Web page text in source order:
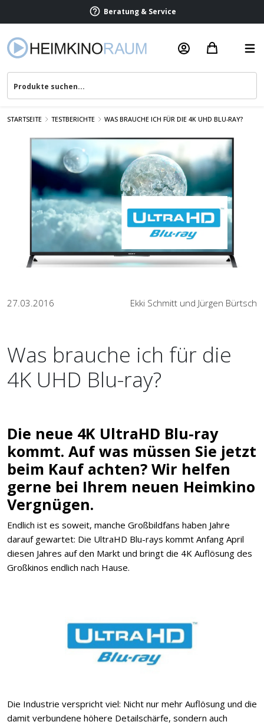
Beratung & Service
STARTSEITE TESTBERICHTE WAS BRAUCHE ICH FÜR DIE 4K UHD BLU-RAY?
27.03.2016 Ekki Schmitt und Jürgen Bürtsch
Was brauche ich für die
4K UHD Blu-ray?
Die neue 4K UltraHD Blu-ray
kommt. Auf was müssen Sie jetzt
beim Kauf achten? Wir helfen
gerne bei Ihrem neuen Heimkino
Vergnügen.
Endlich ist es soweit, manche Großbildfans haben Jahre
darauf gewartet: Die UltraHD Blu-rays kommt Anfang April
diesen Jahres auf den Markt und bringt die 4K Auflösung des
Großkinos endlich nach Hause.
Die Industrie verspricht viel: Nicht nur mehr Auflösung und die
damit verbundene höhere Detailschärfe, sondern auch